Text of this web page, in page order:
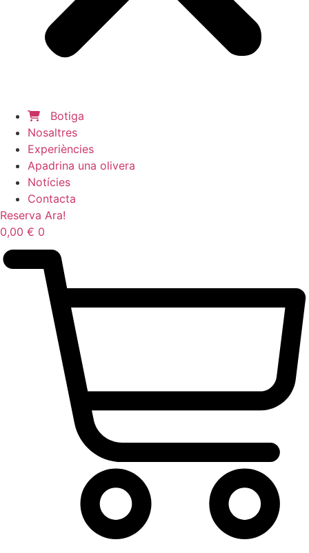
Botiga
Nosaltres
Experiències
Apadrina una olivera
Notícies
Contacta
Reserva Ara!
0,00 € 0